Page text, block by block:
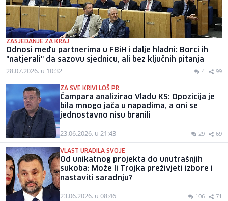
ZASJEDANJE ZA KRAJ
Odnosi među partnerima u FBiH i dalje hladni: Borci ih
"natjerali" da sazovu sjednicu, ali bez ključnih pitanja
28.07.2026. u 10:32 4 99
ZA SVE KRIVI LOŠ PR
Čampara analizirao Vladu KS: Opozicija je
bila mnogo jača u napadima, a oni se
jednostavno nisu branili
23.06.2026. u 21:43 29 69
VLAST URADILA SVOJE
Od unikatnog projekta do unutrašnjih
sukoba: Može li Trojka preživjeti izbore i
nastaviti saradnju?
23.06.2026. u 08:46 106 71